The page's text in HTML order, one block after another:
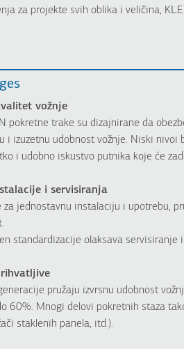
za projekte svih oblika i veličina,
vožnje
pokretne trake su dizajnirane da
i izuzetnu udobnost vožnje. Niski
i udobno iskustvo putnika koje će
i servisiranja
za jednostavnu instalaciju i upotrebu,
standardizacije olaksava servisiranje
pružaju izvrsnu udobnost
60%. Mnogi delovi pokretnih staza
staklenih panela, itd.).